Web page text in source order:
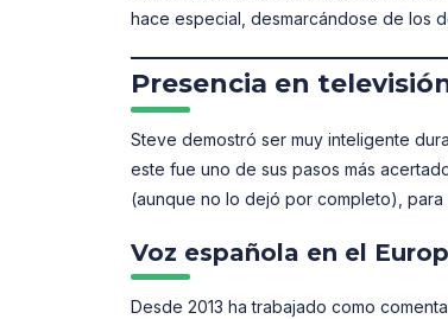
hace especial, desmarcándose de los
Presencia en
Steve demostró ser muy inteligente
este fue uno de sus pasos más
(aunque no lo dejó por completo),
Voz española en el
Desde 2013 ha trabajado como